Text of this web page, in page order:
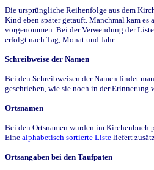
Die ursprüngliche Reihenfolge aus dem
Kind eben später getauft. Manchmal kam
vorgenommen. Bei der Verwendung der
erfolgt nach Tag, Monat und Jahr.
Schreibweise der Namen
Bei den Schreibweisen der Namen findet
geschrieben, wie sie noch in der Erinnerung
Ortsnamen
Bei den Ortsnamen wurden im Kirchenbuch
Eine alphabetisch sortierte Liste liefert
Ortsangaben bei den Taufpaten